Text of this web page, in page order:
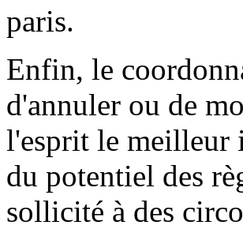
paris.
Enfin, le
d'annuler ou de
l'esprit le meilleur
du potentiel des
sollicité à des